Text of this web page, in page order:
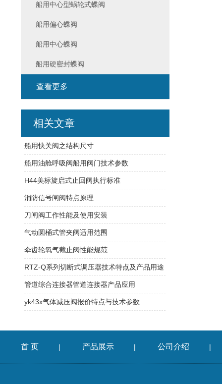
船用中心型蜗轮式蝶阀
船用偏心蝶阀
船用中心蝶阀
船用硬密封蝶阀
查看更多
相关文章
船用快关阀之结构尺寸
船用油舱呼吸阀船用阀门技术参数
H44美标旋启式止回阀执行标准
消防信号闸阀特点原理
刀闸阀工作性能及使用安装
气动圆桶式管夹阀适用范围
伞齿轮氧气截止阀性能规范
RTZ-Q系列切断式调压器技术特点及产品用途
管道综合连接器管道连接器产品应用
yk43x气体减压阀报价特点与技术参数
首 页 | 产品展示 | 公司介绍 |